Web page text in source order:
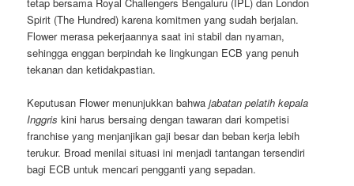
Spirit (The Hundred) karena komitmen yang sudah berjalan.
Flower merasa pekerjaannya saat ini stabil dan nyaman,
sehingga enggan berpindah ke lingkungan ECB yang penuh
tekanan dan ketidakpastian.
Keputusan Flower menunjukkan bahwajabatan pelatih kepala
Inggris kini harus bersaing dengan tawaran dari kompetisi
franchise yang menjanjikan gaji besar dan beban kerja lebih
terukur. Broad menilai situasi ini menjadi tantangan tersendiri
bagi ECB untuk mencari pengganti yang sepadan.